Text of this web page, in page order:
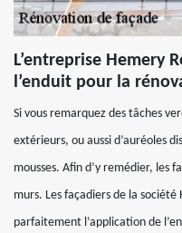
L’entreprise Hemery
l’enduit pour la
Si vous remarquez des tâches
extérieurs, ou aussi d’auréoles
mousses. Afin d’y remédier, les
murs. Les façadiers de la
parfaitement l’application de